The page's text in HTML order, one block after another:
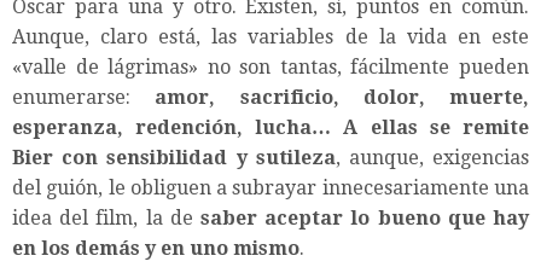
Oscar para una y otro. Existen, sí, puntos en común.
Aunque, claro está, las variables de la vida en este
«valle de lágrimas» no son tantas, fácilmente pueden
enumerarse: amor, sacrificio, dolor, muerte,
esperanza, redención, lucha… A ellas se remite
Bier con sensibilidad y sutileza, aunque, exigencias
del guión, le obliguen a subrayar innecesariamente una
idea del film, la de saber aceptar lo bueno que hay
en los demás y en uno mismo.